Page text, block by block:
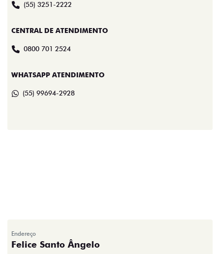
(55) 3251-2222
CENTRAL DE ATENDIMENTO
0800 701 2524
WHATSAPP ATENDIMENTO
(55) 99694-2928
Endereço
Felice Santo Ângelo